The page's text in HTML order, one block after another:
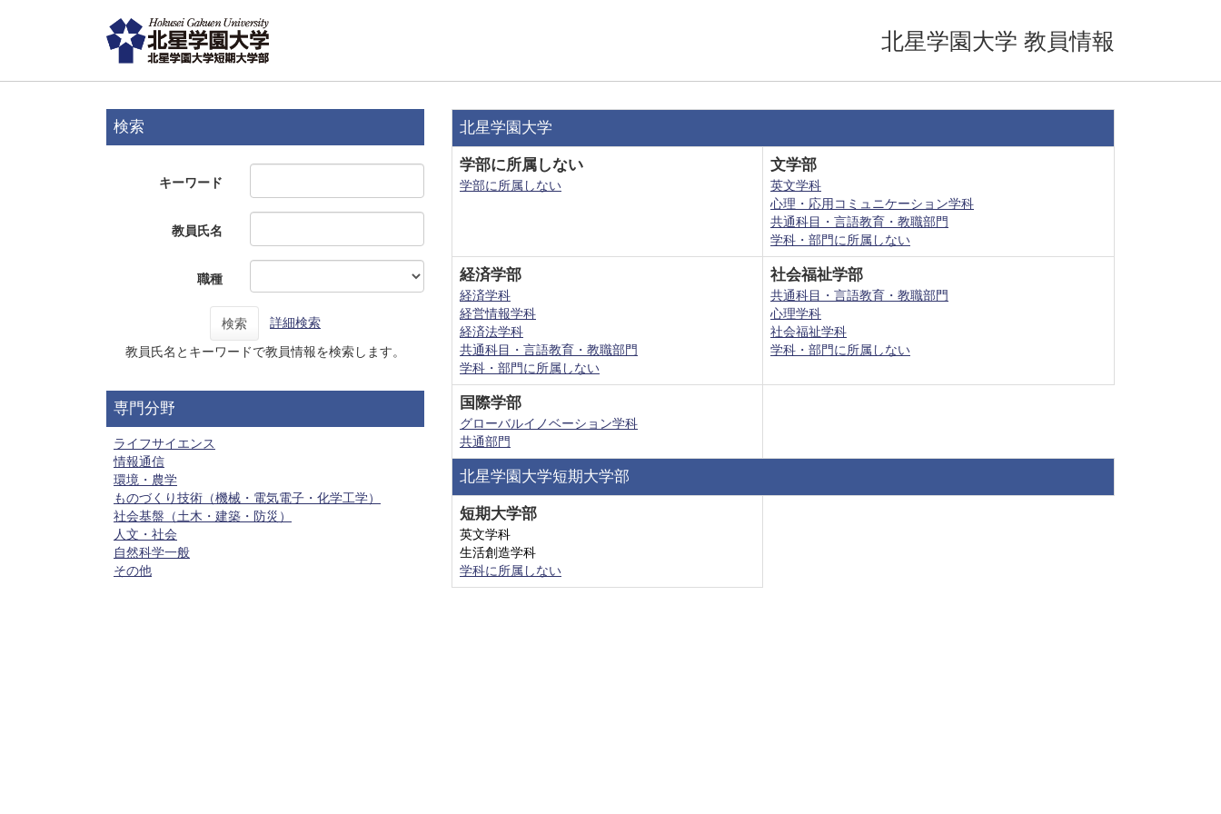
北星学園大学 教員情報
検索
キーワード
教員氏名
職種
検索 詳細検索
教員氏名とキーワードで教員情報を検索します。
専門分野
ライフサイエンス
情報通信
環境・農学
ものづくり技術（機械・電気電子・化学工学）
社会基盤（土木・建築・防災）
人文・社会
自然科学一般
その他
北星学園大学
学部に所属しない
学部に所属しない
文学部
英文学科
心理・応用コミュニケーション学科
共通科目・言語教育・教職部門
学科・部門に所属しない
経済学部
経済学科
経営情報学科
経済法学科
共通科目・言語教育・教職部門
学科・部門に所属しない
社会福祉学部
共通科目・言語教育・教職部門
心理学科
社会福祉学科
学科・部門に所属しない
国際学部
グローバルイノベーション学科
共通部門
北星学園大学短期大学部
短期大学部
英文学科
生活創造学科
学科に所属しない